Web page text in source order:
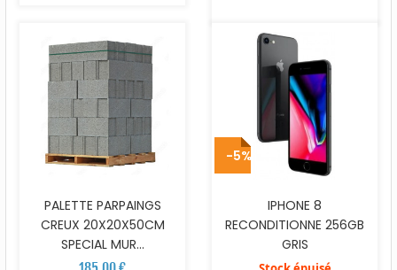
PALETTE PARPAINGS
CREUX 20X20X50CM
SPECIAL MUR...
IPHONE 8
RECONDITIONNE 256GB
GRIS
-5%